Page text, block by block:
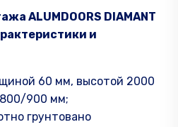
ALUMDOORS DIAMANT
и
60 мм, высотой 2000
900 мм;
грунтовано